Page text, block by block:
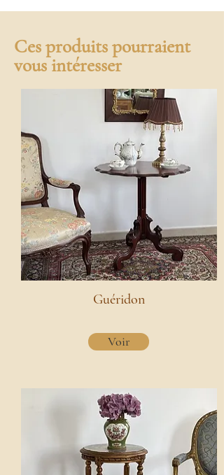
Ces produits pourraient
vous intéresser
Guéridon
Voir